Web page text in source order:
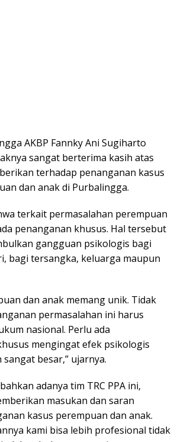
AKBP Fannky Ani Sugiharto
sangat berterima kasih atas
terhadap penanganan kasus
dan anak di Purbalingga.
terkait permasalahan perempuan
penanganan khusus. Hal tersebut
gangguan psikologis bagi
bagi tersangka, keluarga maupun
dan anak memang unik. Tidak
permasalahan ini harus
nasional. Perlu ada
mengingat efek psikologis
besar,” ujarnya.
adanya tim TRC PPA ini,
masukan dan saran
kasus perempuan dan anak.
kami bisa lebih profesional tidak